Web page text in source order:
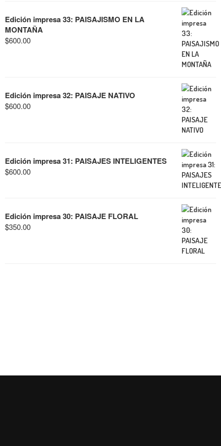
Edición impresa 33: PAISAJISMO EN LA
MONTAÑA
$600.00
Edición impresa 32: PAISAJE NATIVO
$600.00
Edición impresa 31: PAISAJES INTELIGENTES
$600.00
Edición impresa 30: PAISAJE FLORAL
$350.00